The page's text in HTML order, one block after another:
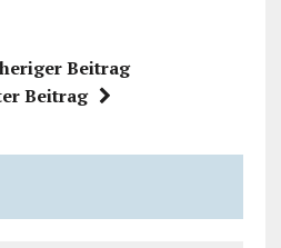
Beitrag
Beitrag